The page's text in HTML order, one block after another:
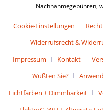
Nachnahmegebühren,
Cookie-Einstellungen
Widerrufsrecht &
Impressum
Kontakt
Wußten Sie?
Lichtfarben + Dimmbarkeit